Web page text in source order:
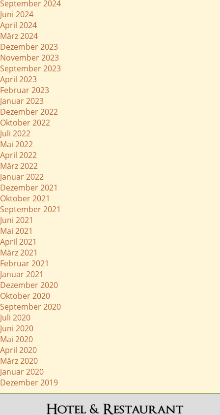
September 2024
Juni 2024
April 2024
März 2024
Dezember 2023
November 2023
September 2023
April 2023
Februar 2023
Januar 2023
Dezember 2022
Oktober 2022
Juli 2022
Mai 2022
April 2022
März 2022
Januar 2022
Dezember 2021
Oktober 2021
September 2021
Juni 2021
Mai 2021
April 2021
März 2021
Februar 2021
Januar 2021
Dezember 2020
Oktober 2020
September 2020
Juli 2020
Juni 2020
Mai 2020
April 2020
März 2020
Januar 2020
Dezember 2019